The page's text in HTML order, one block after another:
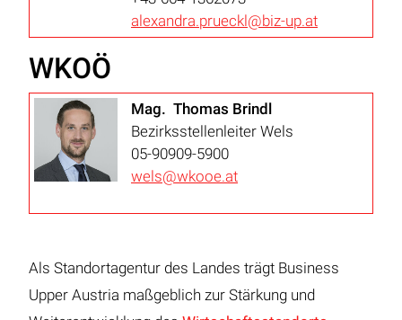
alexandra.prueckl@biz-up.at
WKOÖ
Mag. Thomas Brindl
Bezirksstellenleiter Wels
05-90909-5900
wels@wkooe.at
Als Standortagentur des Landes trägt Business
Upper Austria maßgeblich zur Stärkung und